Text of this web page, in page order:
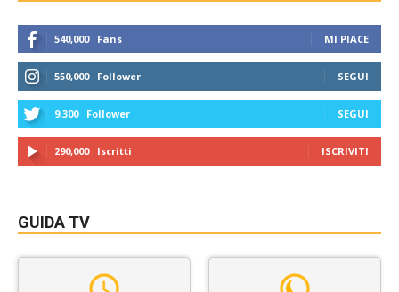
540,000 Fans MI PIACE
550,000 Follower SEGUI
9,300 Follower SEGUI
290,000 Iscritti ISCRIVITI
GUIDA TV